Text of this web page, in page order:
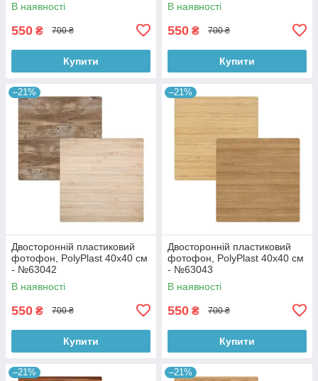
В наявності
550 ₴ 700 ₴
Купити
В наявності
550 ₴ 700 ₴
Купити
–21%
Двосторонній пластиковий
фотофон, PolyPlast 40x40 см
- №63042
В наявності
550 ₴ 700 ₴
Купити
–21%
Двосторонній пластиковий
фотофон, PolyPlast 40x40 см
- №63043
В наявності
550 ₴ 700 ₴
Купити
–21% –21%